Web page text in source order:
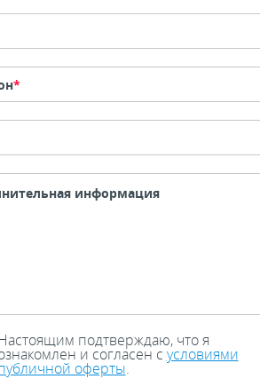
*
подтверждаю, что я
и согласен с условиями
оферты.